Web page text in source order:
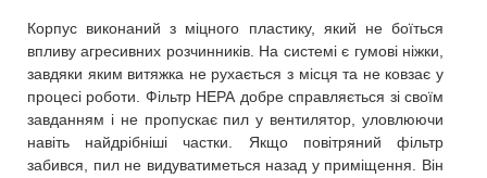
Корпус виконаний з міцного пластику, який не боїться
впливу агресивних розчинників. На системі є гумові ніжки,
завдяки яким витяжка не рухається з місця та не ковзає у
процесі роботи. Фільтр HEPA добре справляється зі своїм
завданням і не пропускає пил у вентилятор, уловлюючи
навіть найдрібніші частки. Якщо повітряний фільтр
забився, пил не видуватиметься назад у приміщення. Він